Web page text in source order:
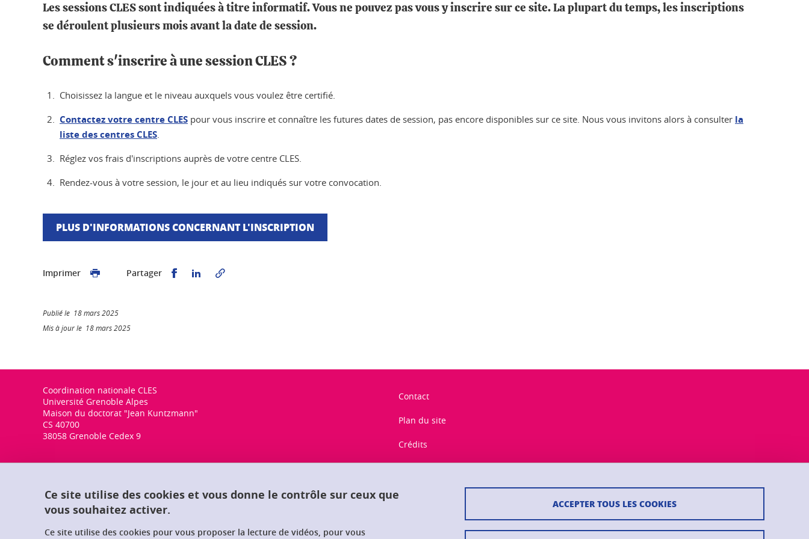
Les sessions CLES sont indiquées à titre informatif. Vous ne pouvez pas vous y inscrire sur ce site. La plupart du temps, les inscriptions
se déroulent plusieurs mois avant la date de session.
Comment s'inscrire à une session CLES ?
Choisissez la langue et le niveau auxquels vous voulez être certifié.
Contactez votre centre CLES pour vous inscrire et connaître les futures dates de session, pas encore disponibles sur ce site. Nous vous invitons alors à consulter la
liste des centres CLES.
Réglez vos frais d'inscriptions auprès de votre centre CLES.
Rendez-vous à votre session, le jour et au lieu indiqués sur votre convocation.
PLUS D'INFORMATIONS CONCERNANT L'INSCRIPTION
Imprimer Partager Partager sur Facebook
Partager sur LinkedIn
Publié le 18 mars 2025
Mis à jour le 18 mars 2025
Coordination nationale CLES
Université Grenoble Alpes
Maison du doctorat "Jean Kuntzmann"
CS 40700
38058 Grenoble Cedex 9
Contact
Plan du site
Crédits
Données personnelles
Gestion des cookies
Ce site utilise des cookies et vous donne le contrôle sur ceux que
vous souhaitez activer.
Ce site utilise des cookies pour vous proposer la lecture de vidéos, pour vous
ACCEPTER TOUS LES COOKIES